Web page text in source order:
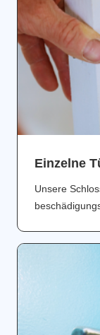
Einzelne
Unsere